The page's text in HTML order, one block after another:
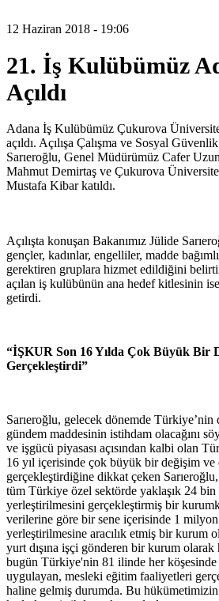
12 Haziran 2018 - 19:06
21. İş Kulübümüz
Açıldı
Adana İş Kulübümüz Çukurova
açıldı. Açılışa Çalışma ve Sosyal
Sarıeroğlu, Genel Müdürümüz Cafer
Mahmut Demirtaş ve Çukurova
Mustafa Kibar katıldı.
Açılışta konuşan Bakanımız Jülide
gençler, kadınlar, engelliler, madde
gerektiren gruplara hizmet edildiğini
açılan iş kulübünün ana hedef kitlesinin
getirdi.
“İŞKUR Son 16 Yılda Çok Büyük Bir
Gerçekleştirdi”
Sarıeroğlu, gelecek dönemde Türkiye’nin
gündem maddesinin istihdam olacağını
ve işgücü piyasası açısından kalbi olan
16 yıl içerisinde çok büyük bir değişim ve
gerçekleştirdiğine dikkat çeken
tüm Türkiye özel sektörde yaklaşık 24
yerleştirilmesini gerçekleştirmiş bir
verilerine göre bir sene içerisinde 1
yerleştirilmesine aracılık etmiş bir kurum
yurt dışına işçi gönderen bir kurum olarak
bugün Türkiye'nin 81 ilinde her köşesinde
uygulayan, mesleki eğitim faaliyetleri
haline gelmiş durumda. Bu